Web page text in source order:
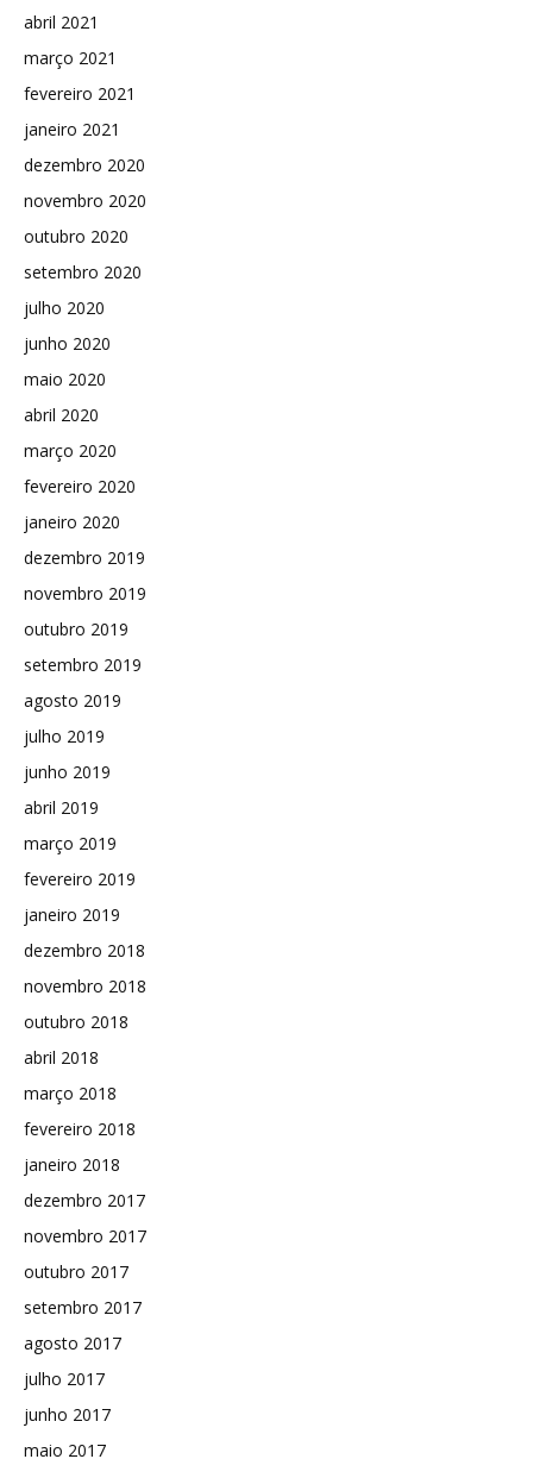
abril 2021
março 2021
fevereiro 2021
janeiro 2021
dezembro 2020
novembro 2020
outubro 2020
setembro 2020
julho 2020
junho 2020
maio 2020
abril 2020
março 2020
fevereiro 2020
janeiro 2020
dezembro 2019
novembro 2019
outubro 2019
setembro 2019
agosto 2019
julho 2019
junho 2019
abril 2019
março 2019
fevereiro 2019
janeiro 2019
dezembro 2018
novembro 2018
outubro 2018
abril 2018
março 2018
fevereiro 2018
janeiro 2018
dezembro 2017
novembro 2017
outubro 2017
setembro 2017
agosto 2017
julho 2017
junho 2017
maio 2017